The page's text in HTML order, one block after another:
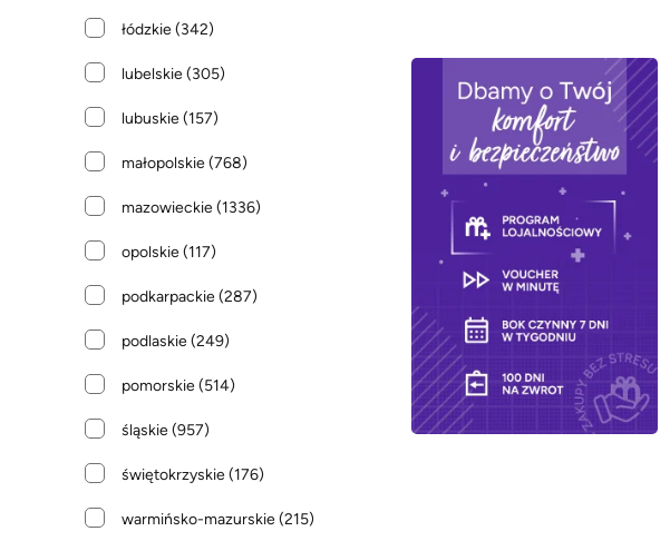
łódzkie(342)
lubelskie(305)
lubuskie(157)
małopolskie(768)
mazowieckie(1336)
opolskie(117)
podkarpackie(287)
podlaskie(249)
pomorskie(514)
śląskie(957)
świętokrzyskie(176)
warmińsko-mazurskie(215)